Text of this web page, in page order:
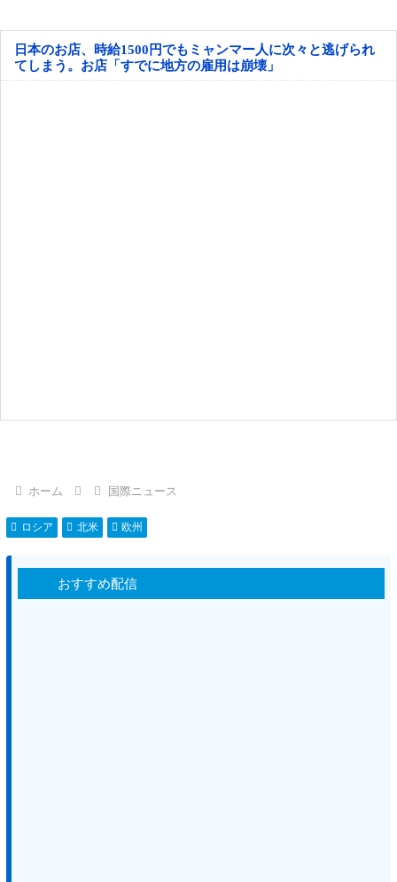
日本のお店、時給1500円でもミャンマー人に次々と逃げられ
てしまう。お店「すでに地方の雇用は崩壊」
ホーム 国際ニュース
ロシア 北米 欧州
おすすめ配信